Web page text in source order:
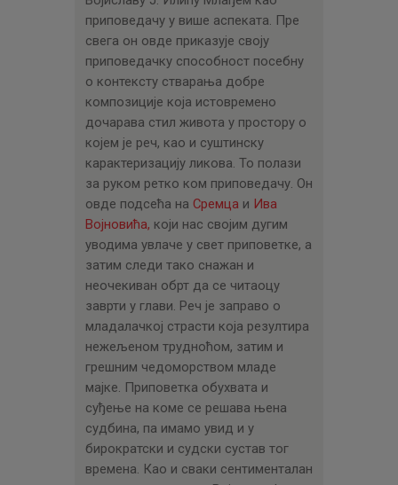
приповедачу у више аспеката. Пре
свега он овде приказује своју
приповедачку способност посебну
о контексту стварања добре
композиције која истовремено
дочарава стил живота у простору о
којем је реч, као и суштинску
карактеризацију ликова. То полази
за руком ретко ком приповедачу. Он
овде подсећа на Сремца и Ива
Војновића, који нас својим дугим
уводима увлаче у свет приповетке, а
затим следи тако снажан и
неочекиван обрт да се читаоцу
заврти у глави. Реч је заправо о
младалачкој страсти која резултира
нежељеном трудноћом, затим и
грешним чедоморством младе
мајке. Приповетка обухвата и
суђење на коме се решава њена
судбина, па имамо увид и у
бирократски и судски сустав тог
времена. Као и сваки сентименталан